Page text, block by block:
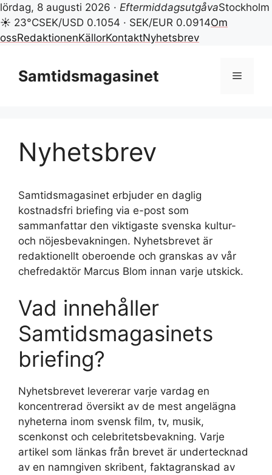
lördag, 8 augusti 2026 · EftermiddagsutgåvaStockholm
☀ 23°CSEK/USD 0.1054 · SEK/EUR 0.0914Om
ossRedaktionenKällorKontaktNyhetsbrev
innehållSamtidsmagasinet Meny
Nyhetsbrev
Samtidsmagasinet erbjuder en daglig
kostnadsfri briefing via e-post som
sammanfattar den viktigaste svenska kultur-
och nöjesbevakningen. Nyhetsbrevet är
redaktionellt oberoende och granskas av vår
chefredaktör Marcus Blom innan varje utskick.
Vad innehåller
Samtidsmagasinets
briefing?
Nyhetsbrevet levererar varje vardag en
koncentrerad översikt av de mest angelägna
nyheterna inom svensk film, tv, musik,
scenkonst och celebritetsbevakning. Varje
artikel som länkas från brevet är undertecknad
av en namngiven skribent, faktagranskad av